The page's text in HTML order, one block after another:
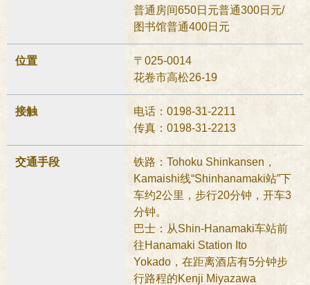
普通房间650日元普通300日元/
图书馆普通400日元
位置
〒025-0014
花卷市高松26-19
接触
电话：0198-31-2211
传真：0198-31-2213
交通手段
铁路：Tohoku Shinkansen，
Kamaishi线“Shinhanamaki站”下
车约2公里，步行20分钟，开车3
分钟。
巴士：从Shin-Hanamaki车站前
往Hanamaki Station Ito
Yokado，在距离酒店有5分钟步
行路程的Kenji Miyazawa